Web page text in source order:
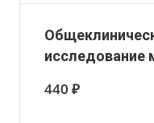
исследование
440 ₽